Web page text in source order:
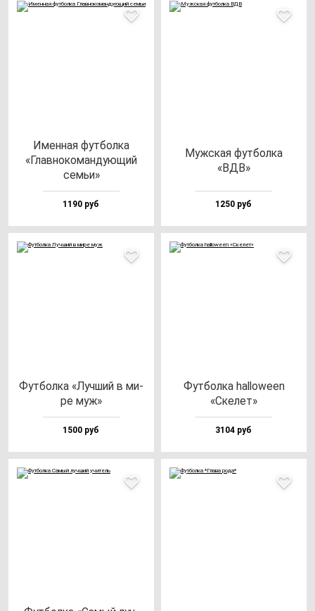
Имен­ная фут­бол­ка
«Глав­но­ко­ман­ду­ющий
семьи»
1190 руб
Муж­ская фут­бол­ка
«ВДВ»
1250 руб
Фут­бол­ка «Луч­ший в ми­
ре муж»
1500 руб
Фут­бол­ка hal­lo­we­en
«Ске­лет»
3104 руб